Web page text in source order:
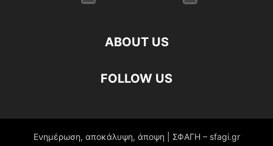
ABOUT US
FOLLOW US
Ενημέρωση, αποκάλυψη, άποψη | ΣΦΑΓΗ – sfagi.gr